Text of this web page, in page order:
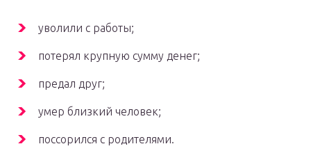
уволили с работы;
потерял крупную сумму денег;
предал друг;
умер близкий человек;
поссорился с родителями.